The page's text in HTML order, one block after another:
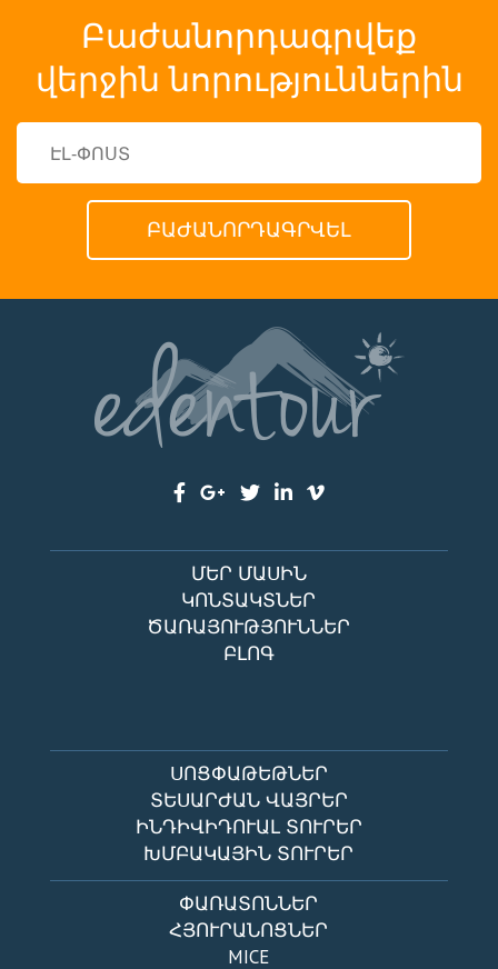
Բաժանորդագրվեք
վերջին նորություններին
ՄԵՐ ՄԱՍԻՆ
ԿՈՆՏԱԿՏՆԵՐ
ԾԱՌԱՅՈՒԹՅՈՒՆՆԵՐ
ԲԼՈԳ
ՍՈՑՓԱԹԵԹՆԵՐ
ՏԵՍԱՐԺԱՆ ՎԱՅՐԵՐ
ԻՆԴԻՎԻԴՈՒԱԼ ՏՈՒՐԵՐ
ԽՄԲԱԿԱՅԻՆ ՏՈՒՐԵՐ
ՓԱՌԱՏՈՆՆԵՐ
ՀՅՈՒՐԱՆՈՑՆԵՐ
MICE